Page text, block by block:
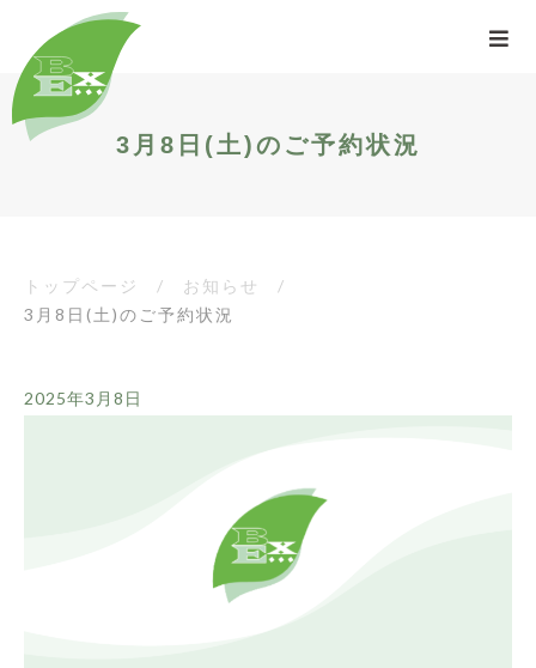
3月8日(土)のご予約状況
トップページ / お知らせ
/
3月8日(土)のご予約状況
2025年3月8日